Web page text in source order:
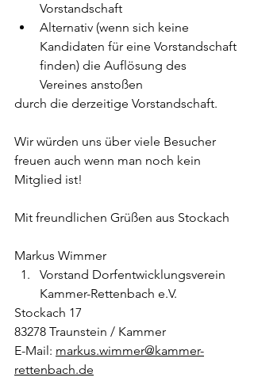
Vorstandschaft
Alternativ (wenn sich keine
Kandidaten für eine Vorstandschaft
finden) die Auflösung des
Vereines anstoßen
durch die derzeitige Vorstandschaft.
Wir würden uns über viele Besucher
freuen auch wenn man noch kein
Mitglied ist!
Mit freundlichen Grüßen aus Stockach
Markus Wimmer
Vorstand Dorfentwicklungsverein
Kammer-Rettenbach e.V.
Stockach 17
83278 Traunstein / Kammer
E-Mail: markus.wimmer@kammer-
rettenbach.de